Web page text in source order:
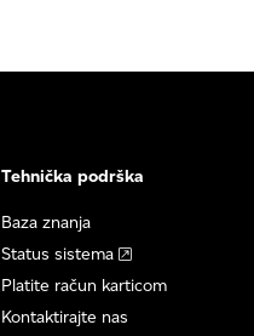
Tehnička podrška
Baza znanja
Status sistema
Platite račun karticom
Kontaktirajte nas